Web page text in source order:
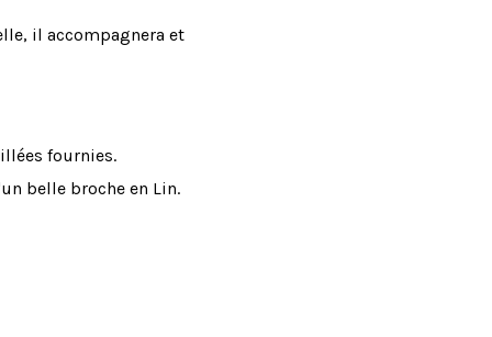
il accompagnera et
fournies.
belle broche en Lin.